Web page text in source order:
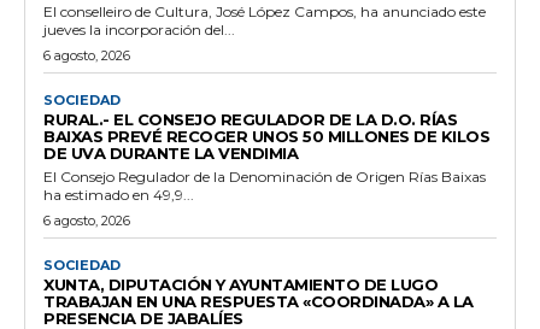
El conselleiro de Cultura, José López Campos, ha anunciado este
jueves la incorporación del...
6 agosto, 2026
SOCIEDAD
RURAL.- EL CONSEJO REGULADOR DE LA D.O. RÍAS
BAIXAS PREVÉ RECOGER UNOS 50 MILLONES DE KILOS
DE UVA DURANTE LA VENDIMIA
El Consejo Regulador de la Denominación de Origen Rías Baixas
ha estimado en 49,9...
6 agosto, 2026
SOCIEDAD
XUNTA, DIPUTACIÓN Y AYUNTAMIENTO DE LUGO
TRABAJAN EN UNA RESPUESTA «COORDINADA» A LA
PRESENCIA DE JABALÍES